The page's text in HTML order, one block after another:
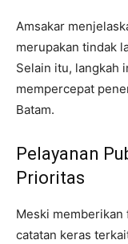
Amsakar
merupakan tindak
Selain itu, langkah
mempercepat
Batam.
Pelayanan
Prioritas
Meski
catatan keras